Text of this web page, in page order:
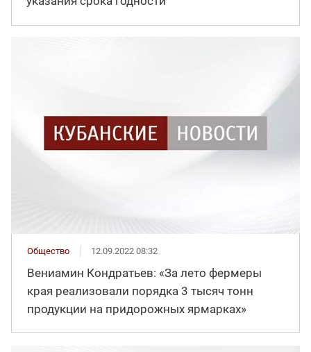
Общество 12.09.2022 08:32
Вениамин Кондратьев: «За лето фермеры
края реализовали порядка 3 тысяч тонн
продукции на придорожных ярмарках»